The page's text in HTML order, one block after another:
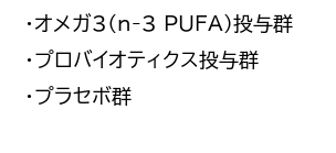
・オメガ3（n-3 PUFA）投与群
・プロバイオティクス投与群
・プラセボ群